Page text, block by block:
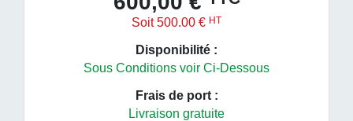
Soit 500.00 € HT
Disponibilité :
Sous Conditions voir Ci-Dessous
Frais de port :
Livraison gratuite